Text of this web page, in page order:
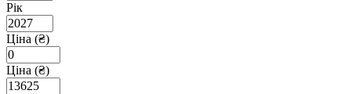
Рік
Ціна (₴)
Ціна (₴)